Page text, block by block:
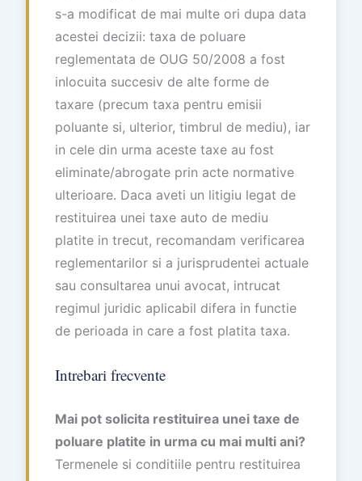
s-a modificat de mai multe ori dupa data
acestei decizii: taxa de poluare
reglementata de OUG 50/2008 a fost
inlocuita succesiv de alte forme de
taxare (precum taxa pentru emisii
poluante si, ulterior, timbrul de mediu), iar
in cele din urma aceste taxe au fost
eliminate/abrogate prin acte normative
ulterioare. Daca aveti un litigiu legat de
restituirea unei taxe auto de mediu
platite in trecut, recomandam verificarea
reglementarilor si a jurisprudentei actuale
sau consultarea unui avocat, intrucat
regimul juridic aplicabil difera in functie
de perioada in care a fost platita taxa.
Intrebari frecvente
Mai pot solicita restituirea unei taxe de
poluare platite in urma cu mai multi ani?
Termenele si conditiile pentru restituirea